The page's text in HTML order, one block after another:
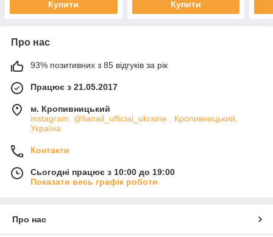
Купити Купити
Про нас
93% позитивних з 85 відгуків за рік
Працює з 21.05.2017
м. Кропивницький
instagram: @lianail_official_ukraine , Кропивницький,
Україна
Контакти
Сьогодні працює з 10:00 до 19:00
Показати весь графік роботи
Про нас